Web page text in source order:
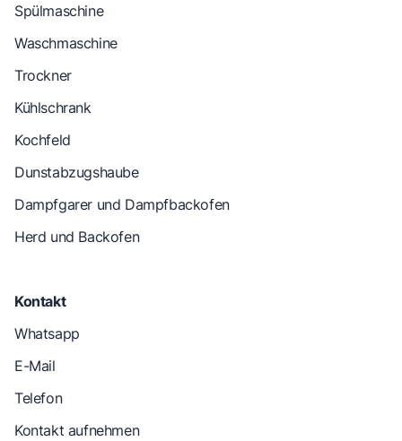
Spülmaschine
Waschmaschine
Trockner
Kühlschrank
Kochfeld
Dunstabzugshaube
Dampfgarer und Dampfbackofen
Herd und Backofen
Kontakt
Whatsapp
E-Mail
Telefon
Kontakt aufnehmen